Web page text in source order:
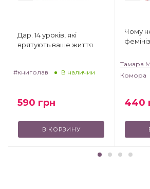
Дар. 14 уроків, які
врятують ваше життя
#книголав В наличии
590 грн
В КОРЗИНУ
Чому
Тамара
Комора
440